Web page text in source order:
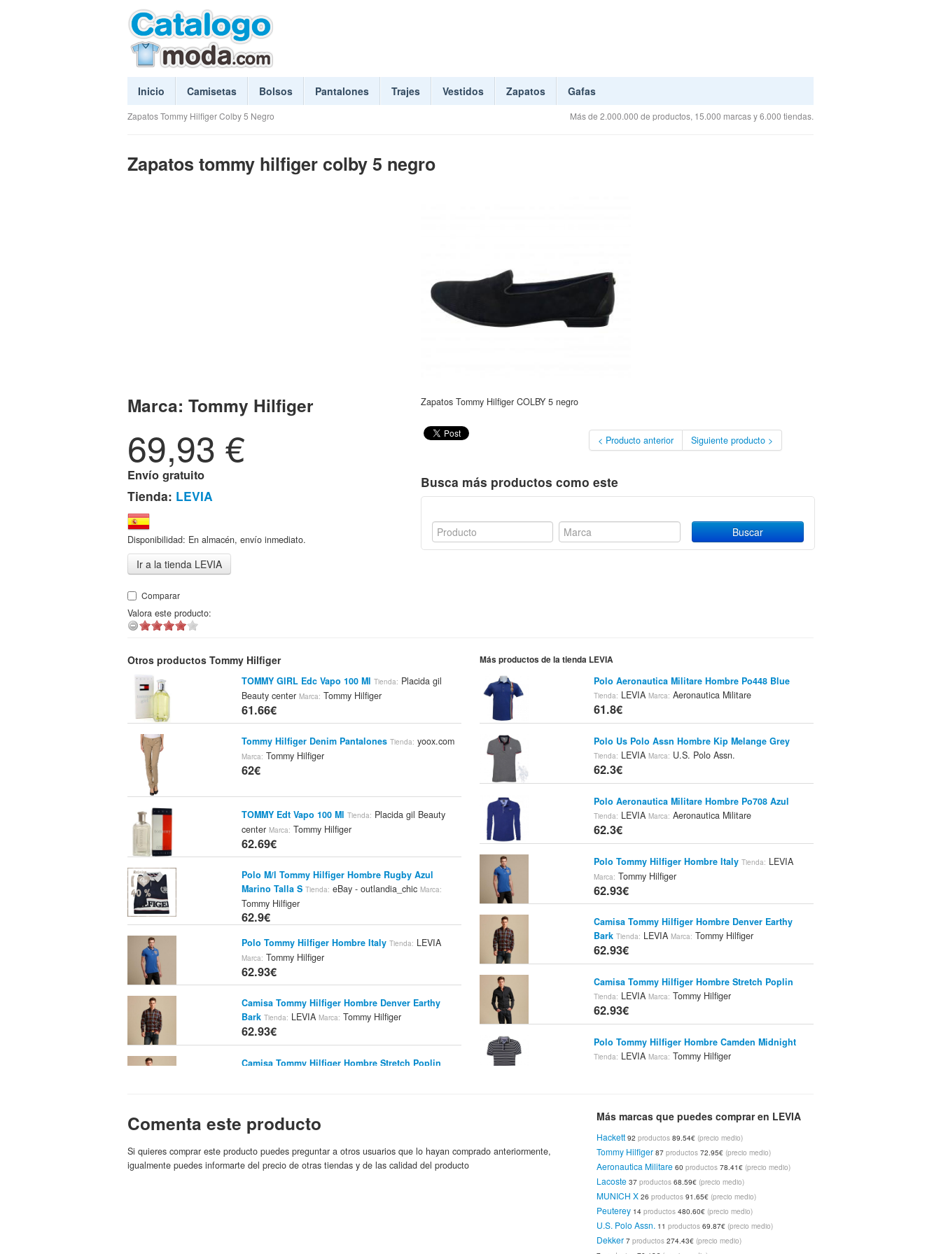
Inicio Camisetas Bolsos Pantalones Trajes Vestidos Zapatos Gafas
Zapatos Tommy Hilfiger Colby 5 Negro Más de 2.000.000 de productos, 15.000 marcas y 6.000 tiendas.
Zapatos tommy hilfiger colby 5 negro
Marca: Tommy Hilfiger
69,93 €
Envío gratuito
Tienda: LEVIA
Disponibilidad: En almacén, envío inmediato.
Ir a la tienda LEVIA
Comparar
Valora este producto:
Zapatos Tommy Hilfiger COLBY 5 negro
< Producto anterior Siguiente producto >
Busca más productos como este
Otros productos Tommy Hilfiger
TOMMY GIRL Edc Vapo 100 Ml Tienda: Placida gil
Beauty centerMarca: Tommy Hilfiger
61.66€
Tommy Hilfiger Denim PantalonesTienda: yoox.com
Marca: Tommy Hilfiger
62€
TOMMY Edt Vapo 100 Ml Tienda: Placida gil Beauty
centerMarca: Tommy Hilfiger
62.69€
Polo M/l Tommy Hilfiger Hombre Rugby Azul
Marino Talla S Tienda: eBay - outlandia_chicMarca:
Tommy Hilfiger
62.9€
Polo Tommy Hilfiger Hombre Italy Tienda: LEVIA
Marca: Tommy Hilfiger
62.93€
Camisa Tommy Hilfiger Hombre Denver Earthy
Bark Tienda: LEVIAMarca: Tommy Hilfiger
62.93€
Camisa Tommy Hilfiger Hombre Stretch Poplin
Polo Tommy Hilfiger Hombre Camden Midnight
62.93€
Más productos de la tienda LEVIA
Polo Aeronautica Militare Hombre Po448 Blue
Tienda: LEVIA Marca: Aeronautica Militare
61.8€
Polo Us Polo Assn Hombre Kip Melange Grey
Tienda: LEVIA Marca: U.S. Polo Assn.
62.3€
Polo Aeronautica Militare Hombre Po708 Azul
Tienda: LEVIA Marca: Aeronautica Militare
62.3€
Polo Tommy Hilfiger Hombre Italy Tienda: LEVIA
Marca: Tommy Hilfiger
62.93€
Camisa Tommy Hilfiger Hombre Denver Earthy
Bark Tienda: LEVIA Marca: Tommy Hilfiger
62.93€
Camisa Tommy Hilfiger Hombre Stretch Poplin
Tienda: LEVIA Marca: Tommy Hilfiger
62.93€
Polo Tommy Hilfiger Hombre Camden Midnight
Tienda: LEVIA Marca: Tommy Hilfiger
Tienda: LEVIAMarca:Aeronautica Militare
63€
Polo Hackett New Classic Navy Tienda: LEVIAMarca:
Hackett
63€
Polo Hackett New Classic Coral Tienda:LEVIA
Hackett
Comenta este producto
Si quieres comprar este producto puedes preguntar a otros usuarios que lo hayan comprado anteriormente,
igualmente puedes informarte del precio de otras tiendas y de las calidad del producto
Más marcas que puedes comprar en LEVIA
Hackett 92productos 89.54€ (precio medio)
Tommy Hilfiger 87productos 72.95€ (precio medio)
Aeronautica Militare 60productos 78.41€ (precio medio)
Lacoste 37productos 68.59€ (precio medio)
MUNICH X 26productos 91.65€ (precio medio)
Peuterey 14productos 480.60€ (precio medio)
U.S. Polo Assn. 11productos 69.87€ (precio medio)
Dekker 7productos 274.43€ (precio medio)